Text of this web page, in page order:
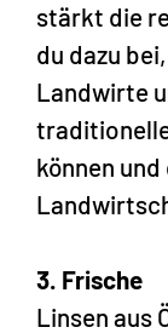
stärkt die
du dazu
Landwirte
können
3. Frische
Linsen aus